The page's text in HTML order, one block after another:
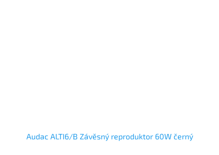
Audac ALTI6/B Závěsný reproduktor 60W černý